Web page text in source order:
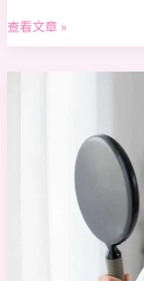
查看文章 »